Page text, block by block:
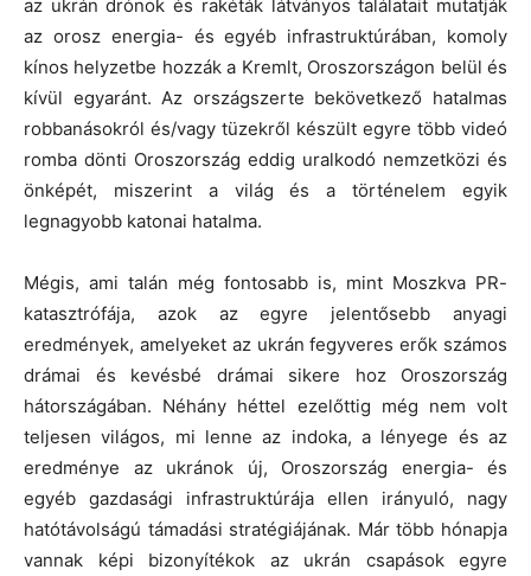
az ukrán drónok és rakéták látványos találatait mutatják
az orosz energia- és egyéb infrastruktúrában, komoly
kínos helyzetbe hozzák a Kremlt, Oroszországon belül és
kívül egyaránt. Az országszerte bekövetkező hatalmas
robbanásokról és/vagy tüzekről készült egyre több videó
romba dönti Oroszország eddig uralkodó nemzetközi és
önképét, miszerint a világ és a történelem egyik
legnagyobb katonai hatalma.
Mégis, ami talán még fontosabb is, mint Moszkva PR-
katasztrófája, azok az egyre jelentősebb anyagi
eredmények, amelyeket az ukrán fegyveres erők számos
drámai és kevésbé drámai sikere hoz Oroszország
hátországában. Néhány héttel ezelőttig még nem volt
teljesen világos, mi lenne az indoka, a lényege és az
eredménye az ukránok új, Oroszország energia- és
egyéb gazdasági infrastruktúrája ellen irányuló, nagy
hatótávolságú támadási stratégiájának. Már több hónapja
vannak képi bizonyítékok az ukrán csapások egyre